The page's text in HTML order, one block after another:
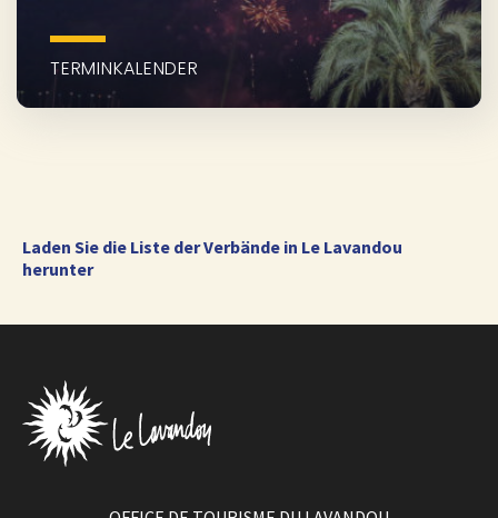
TERMINKALENDER
Laden Sie die Liste der Verbände in Le Lavandou
herunter